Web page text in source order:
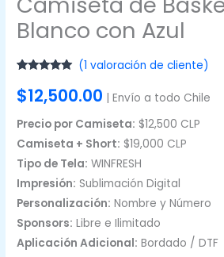
Blanco con Azul
con5.00de
5 en base a
de un cliente
(1 valoración de cliente)
$12,500.00
| Envío a todo Chile
Precio por Camiseta: $12,500 CLP
Camiseta + Short: $19,000 CLP
Tipo de Tela: WINFRESH
Impresión: Sublimación Digital
Personalización: Nombre y Número
Sponsors: Libre e Ilimitado
Aplicación Adicional: Bordado / DTF